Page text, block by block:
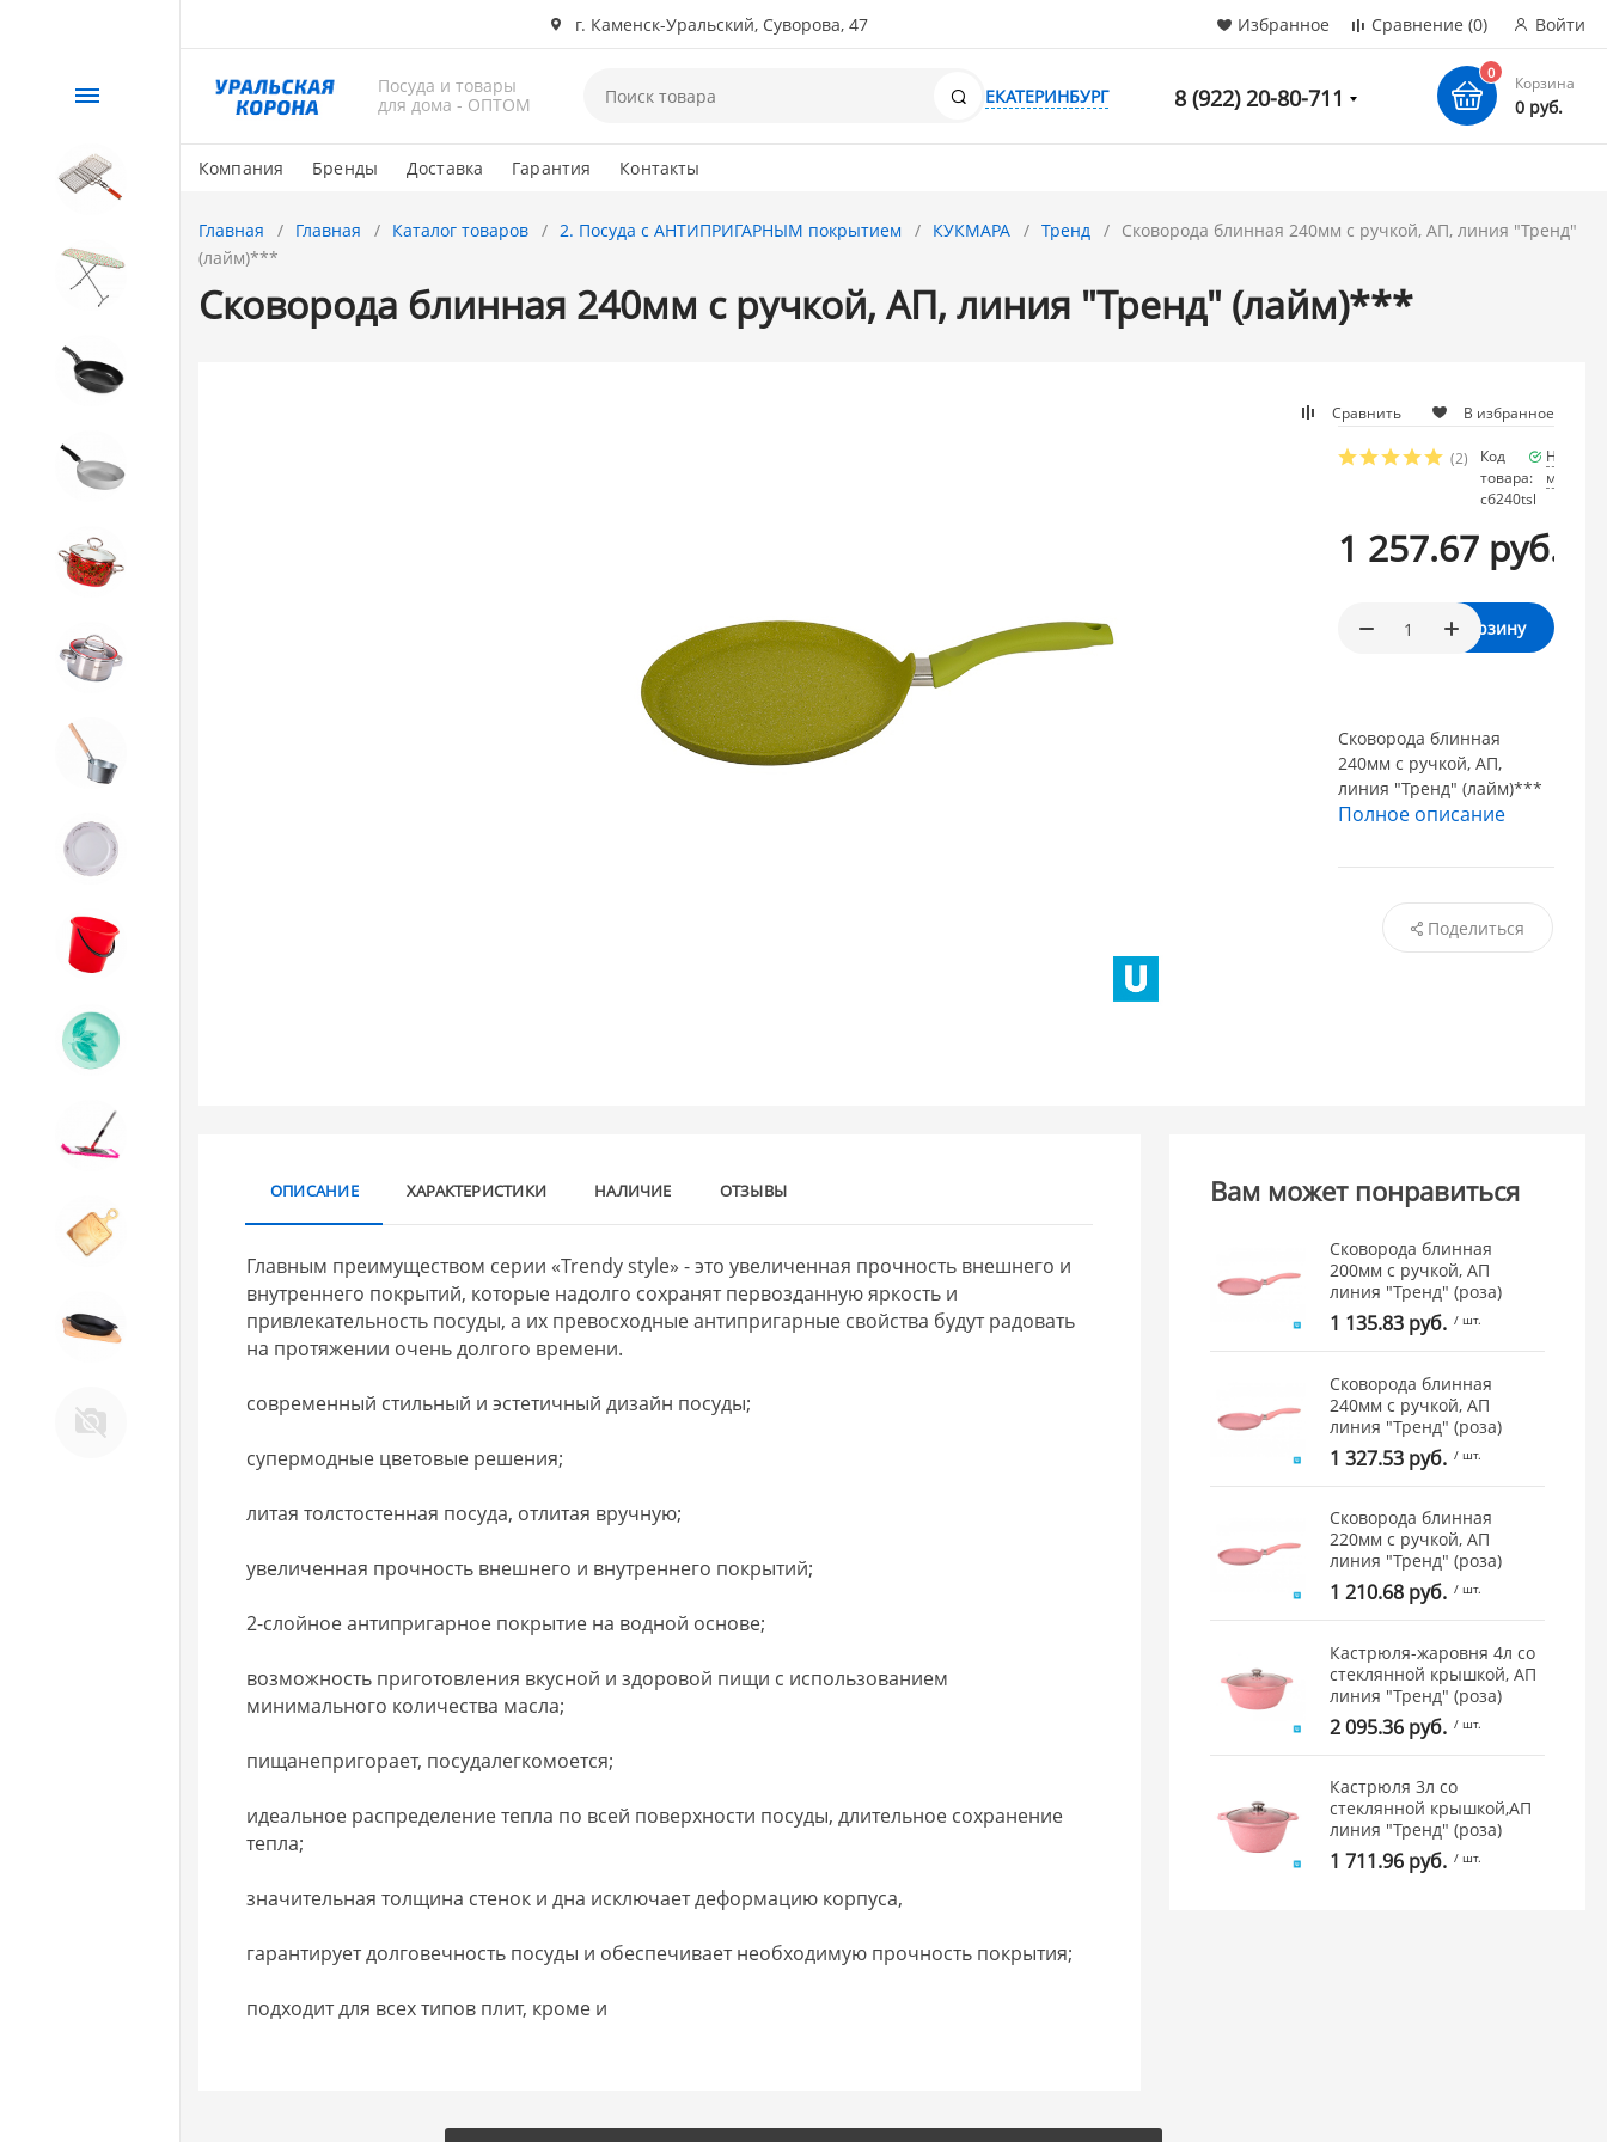
г. Каменск-Уральский, Суворова, 47 Избранное Сравнение (0) Войти
Посуда и товары
для дома - ОПТОМ
Поиск
ЕКАТЕРИНБУРГ 8 (922) 20-80-711
0
Корзина
0 руб.
Компания Бренды Доставка Гарантия Контакты
Каталог
СЕЗОННЫЙ товар
11. Товары для КУХНИ
12. ПЕЧНОЕ литье и посуда из
13. Крышки и закаточные
КОНСЕРВИРОВАНИЯ
Главная Главная Каталог товаров 2. Посуда с АНТИПРИГАРНЫМ покрытием КУКМАРА Тренд
Сковорода блинная 240мм с ручкой, АП, линия "Тренд"
(лайм)***
Сковорода блинная 240мм с ручкой, АП, линия "Тренд" (лайм)***
Сравнить В избранное
(2)
Код
товара:
сб240tsl
много
1 257.67 руб.
В корзину
Сковорода блинная
240мм с ручкой, АП,
линия "Тренд" (лайм)***
Полное описание
Поделиться
ОПИСАНИЕ ХАРАКТЕРИСТИКИ НАЛИЧИЕ ОТЗЫВЫ
Главным преимуществом серии «Trendy style» - это увеличенная прочность внешнего и
внутреннего покрытий, которые надолго сохранят первозданную яркость и
привлекательность посуды, а их превосходные антипригарные свойства будут радовать
на протяжении очень долгого времени.
современный стильный и эстетичный дизайн посуды;
супермодные цветовые решения;
литая толстостенная посуда, отлитая вручную;
увеличенная прочность внешнего и внутреннего покрытий;
2-слойное антипригарное покрытие на водной основе;
возможность приготовления вкусной и здоровой пищи с использованием
минимального количества масла;
пищанепригорает, посудалегкомоется;
идеальное распределение тепла по всей поверхности посуды, длительное сохранение
тепла;
значительная толщина стенок и дна исключает деформацию корпуса,
гарантирует долговечность посуды и обеспечивает необходимую прочность покрытия;
подходит для всех типов плит, кроме и
Вам может понравиться
Сковорода блинная
200мм с ручкой, АП
линия "Тренд" (роза)
1 135.83 руб. / шт.
Сковорода блинная
240мм с ручкой, АП
линия "Тренд" (роза)
1 327.53 руб. / шт.
Сковорода блинная
220мм с ручкой, АП
линия "Тренд" (роза)
1 210.68 руб. / шт.
Кастрюля-жаровня 4л со
стеклянной крышкой, АП
линия "Тренд" (роза)
2 095.36 руб. / шт.
Кастрюля 3л со
стеклянной крышкой,АП
линия "Тренд" (роза)
1 711.96 руб. / шт.